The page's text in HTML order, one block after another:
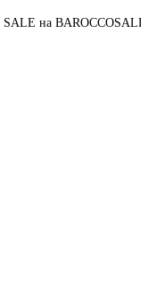
SALE на BAROCCOSALE